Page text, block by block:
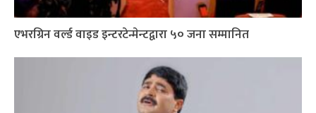
एभरग्रिन वर्ल्ड वाइड इन्टरटेन्मेन्टद्वारा ५० जना सम्मानित